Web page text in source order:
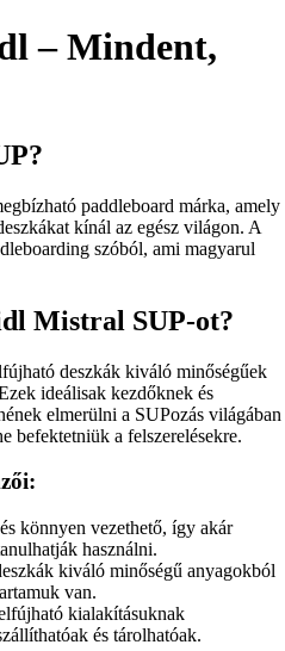
– Mindent,
paddleboard márka, amely
kínál az egész világon. A
szóból, ami magyarul
Mistral SUP-ot?
deszkák kiváló minőségűek
ideálisak kezdőknek és
elmerülni a SUPozás világában
befektetniük a felszerelésekre.
könnyen vezethető, így akár
használni.
kiváló minőségű anyagokból
van.
kialakításuknak
és tárolhatóak.